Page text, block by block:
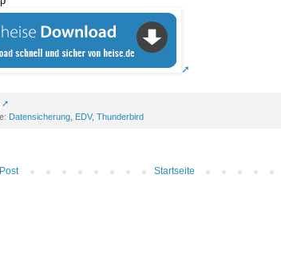
Datensicherung EDV, Thunderbird
Startseite